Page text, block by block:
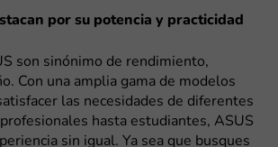
por su potencia y practicidad
son sinónimo de rendimiento,
Con una amplia gama de modelos
las necesidades de diferentes
hasta estudiantes, ASUS
sin igual. Ya sea que busques